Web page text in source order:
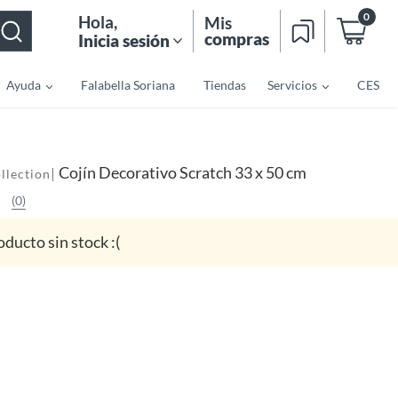
Hola,
Inicia sesión
Mis
compras
0
Ayuda Falabella Soriana Tiendas Servicios CES
| Cojín Decorativo Scratch 33 x 50 cm
(0)
sin stock :(